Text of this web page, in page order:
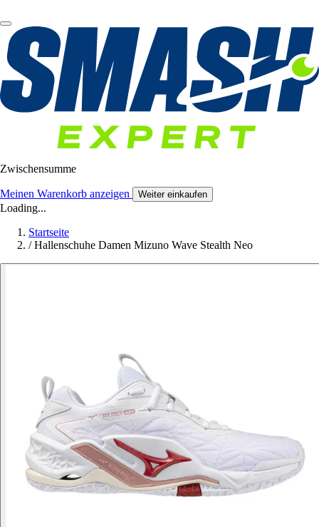
Zwischensumme
Meinen Warenkorb anzeigen Weiter einkaufen
Loading...
Startseite
/ Hallenschuhe Damen Mizuno Wave Stealth Neo